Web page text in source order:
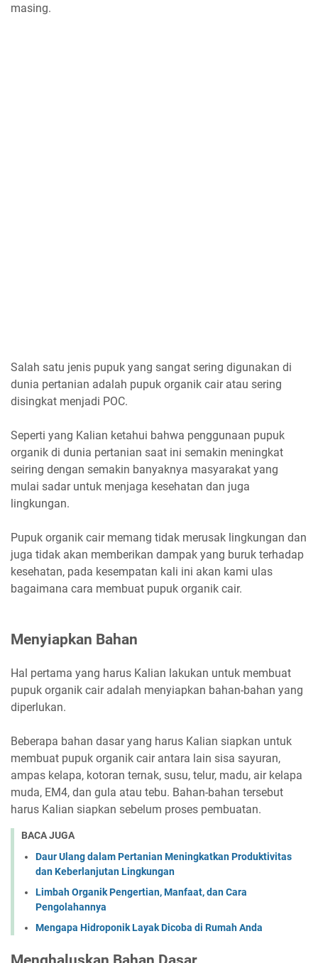
masing.
Salah satu jenis pupuk yang sangat sering digunakan di
dunia pertanian adalah pupuk organik cair atau sering
disingkat menjadi POC.
Seperti yang Kalian ketahui bahwa penggunaan pupuk
organik di dunia pertanian saat ini semakin meningkat
seiring dengan semakin banyaknya masyarakat yang
mulai sadar untuk menjaga kesehatan dan juga
lingkungan.
Pupuk organik cair memang tidak merusak lingkungan dan
juga tidak akan memberikan dampak yang buruk terhadap
kesehatan, pada kesempatan kali ini akan kami ulas
bagaimana cara membuat pupuk organik cair.
Menyiapkan Bahan
Hal pertama yang harus Kalian lakukan untuk membuat
pupuk organik cair adalah menyiapkan bahan-bahan yang
diperlukan.
Beberapa bahan dasar yang harus Kalian siapkan untuk
membuat pupuk organik cair antara lain sisa sayuran,
ampas kelapa, kotoran ternak, susu, telur, madu, air kelapa
muda, EM4, dan gula atau tebu. Bahan-bahan tersebut
harus Kalian siapkan sebelum proses pembuatan.
BACA JUGA
Daur Ulang dalam Pertanian Meningkatkan Produktivitas
dan Keberlanjutan Lingkungan
Limbah Organik Pengertian, Manfaat, dan Cara
Pengolahannya
Mengapa Hidroponik Layak Dicoba di Rumah Anda